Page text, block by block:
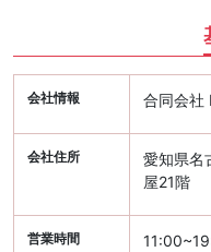
会社情報 合同会社
会社住所
愛知県名
屋21階
営業時間